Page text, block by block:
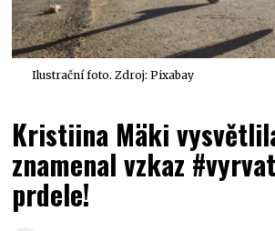
Ilustrační foto. Zdroj: Pixabay
Kristiina Mäki
znamenal vzkaz
prdele!